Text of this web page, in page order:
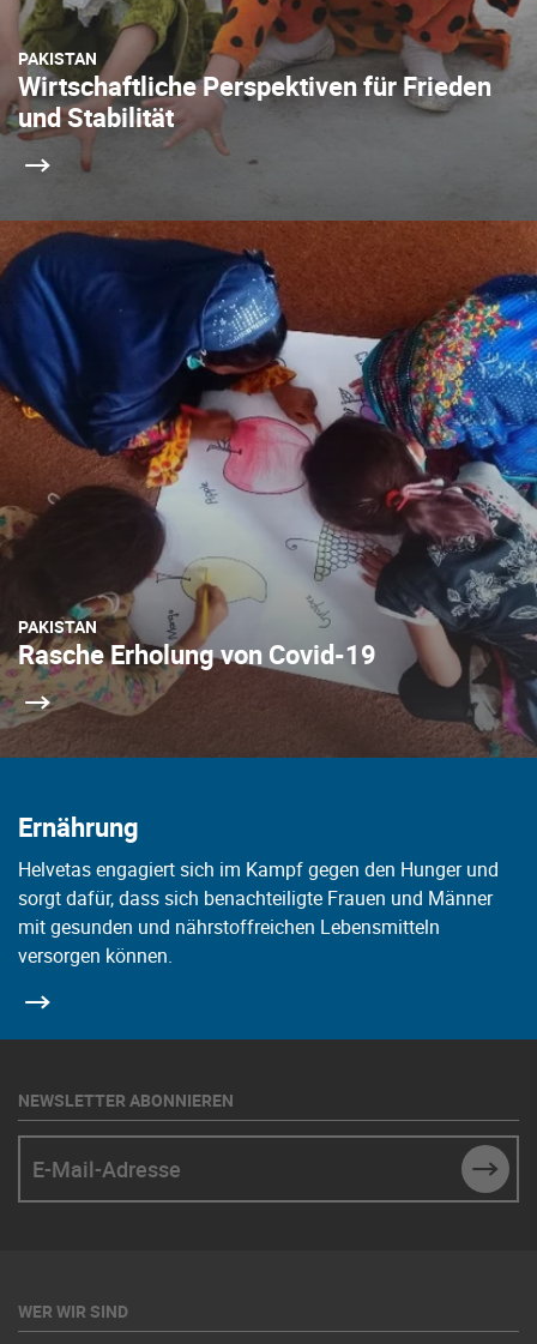
PAKISTAN
Wirtschaftliche Perspektiven für Frieden
und Stabilität
PAKISTAN
Rasche Erholung von Covid-19
Ernährung
Helvetas engagiert sich im Kampf gegen den Hunger und
sorgt dafür, dass sich benachteiligte Frauen und Männer
mit gesunden und nährstoffreichen Lebensmitteln
versorgen können.
NEWSLETTER ABONNIEREN
WER WIR SIND